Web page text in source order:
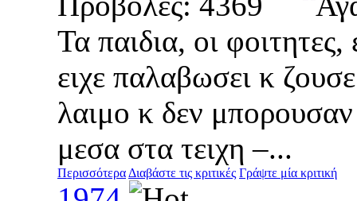
Τα παιδια, οι
ειχε παλαβωσει κ
λαιμο κ δεν
μεσα στα τειχη –...
Περισσότερα Διαβάστε τις κριτικές Γράψτε μία κριτική